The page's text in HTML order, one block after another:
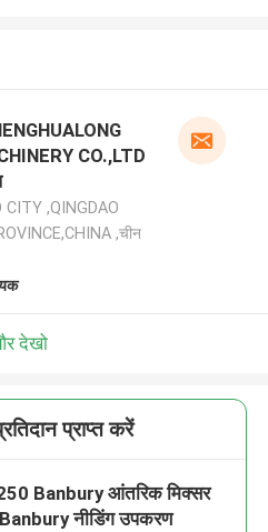
CO.,LTD
CITY ,QINGDAO
,चीन
देखो
प्राप्त करें
Banbury आंतरिक मिक्सर
नीडिंग उपकरण